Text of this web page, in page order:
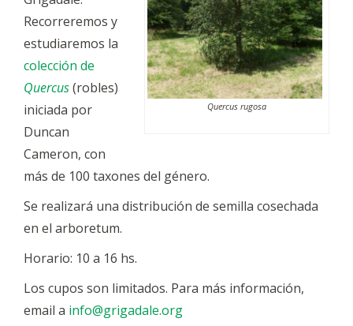
Quercus rugosa
Recorreremos y
estudiaremos la
colección de
Quercus(robles)
iniciada por
Duncan
Cameron, con
más de 100 taxones del género.
Se realizará una distribución de semilla cosechada
en el arboretum.
Horario: 10 a 16 hs.
Los cupos son limitados. Para más información,
email a info@grigadale.org